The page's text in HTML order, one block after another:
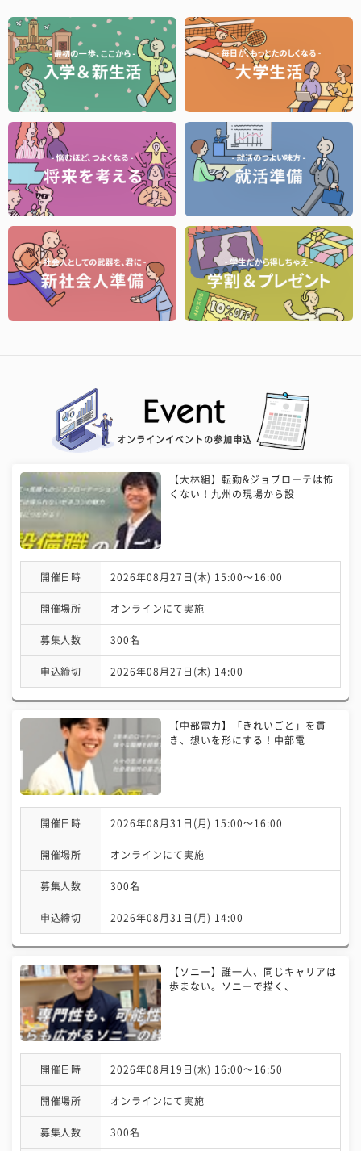
オンラインイベントの参加申込
【大林組】転勤&ジョブローテは怖
くない！九州の現場から設
開催日時 2026年08月27日(木) 15:00〜16:00
開催場所 オンラインにて実施
募集人数 300名
申込締切 2026年08月27日(木) 14:00
【中部電力】「きれいごと」を貫
き、想いを形にする！中部電
開催日時 2026年08月31日(月) 15:00〜16:00
開催場所 オンラインにて実施
募集人数 300名
申込締切 2026年08月31日(月) 14:00
【ソニー】誰一人、同じキャリアは
歩まない。ソニーで描く、
開催日時 2026年08月19日(水) 16:00〜16:50
開催場所 オンラインにて実施
募集人数 300名